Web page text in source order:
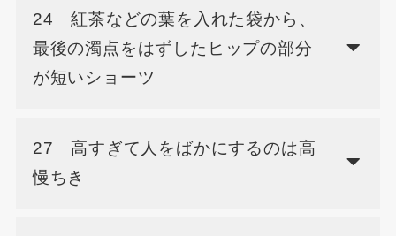
24 紅茶などの葉を入れた袋から、
最後の濁点をはずしたヒップの部分
が短いショーツ
27 高すぎて人をばかにするのは高
慢ちき